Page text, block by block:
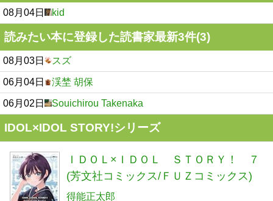
08月04日 kid
読みたい本に登録した読書家最新3件(3)
08月03日 スズ
06月04日 渓埜 胡保
06月02日 Souichirou Takenaka
IDOL×IDOL STORY!シリーズ
ＩＤＯＬ×ＩＤＯＬ ＳＴＯＲＹ！ ７
(芳文社コミックス/ＦＵＺコミックス)
得能正太郎